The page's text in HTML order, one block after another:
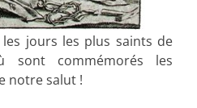
jours les plus saints de
sont commémorés les
notre salut !